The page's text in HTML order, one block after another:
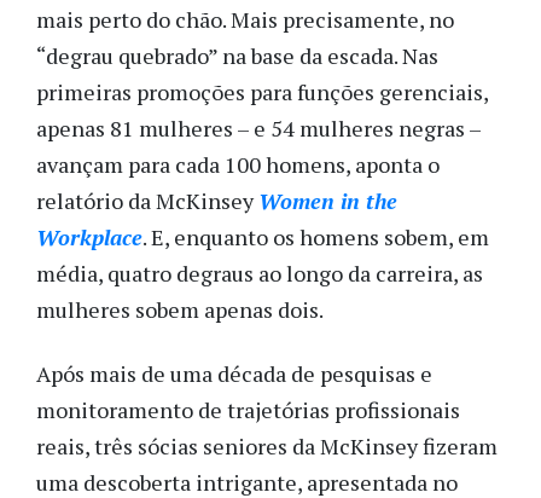
mais perto do chão. Mais precisamente, no
“degrau quebrado” na base da escada. Nas
primeiras promoções para funções gerenciais,
apenas 81 mulheres – e 54 mulheres negras –
avançam para cada 100 homens, aponta o
relatório da McKinseyWomen in the
Workplace. E, enquanto os homens sobem, em
média, quatro degraus ao longo da carreira, as
mulheres sobem apenas dois.
Após mais de uma década de pesquisas e
monitoramento de trajetórias profissionais
reais, três sócias seniores da McKinsey fizeram
uma descoberta intrigante, apresentada no